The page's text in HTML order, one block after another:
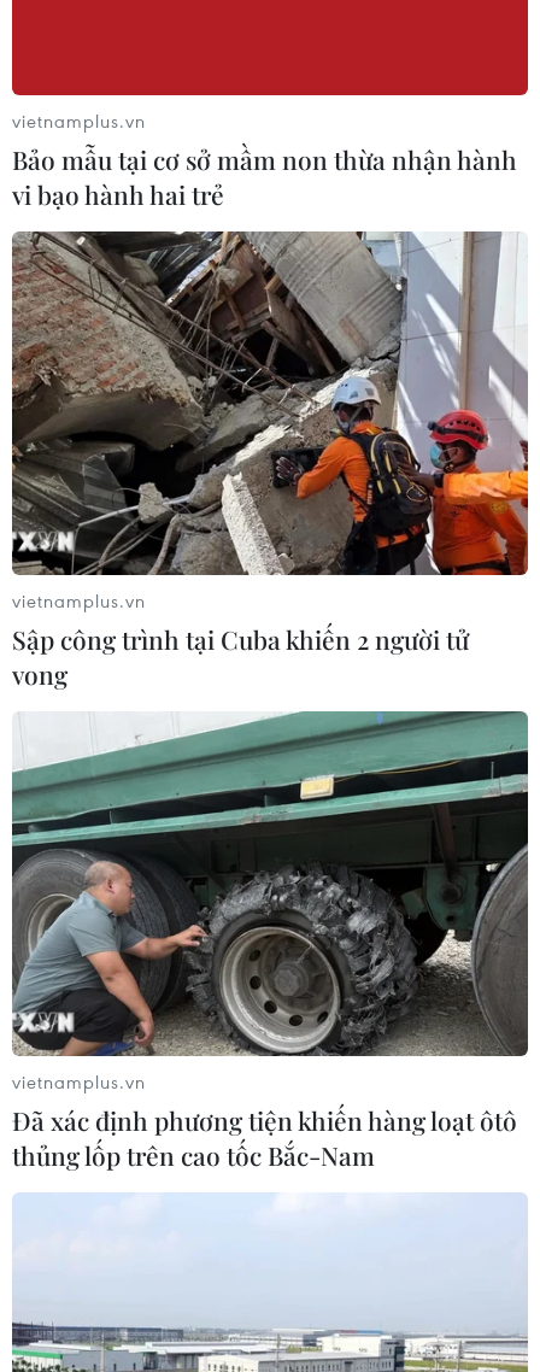
Indonesia không áp thuế chống bán
phá giá với nhựa từ Việt Nam
07/08/2026 14:45
Giá vàng hướng tới tuần tăng mạnh
nhất kể từ tháng 1/2026
07/08/2026 08:14
Giá vàng trong nước giảm nhẹ,
thương hiệu SJC lùi về ngưỡng 142,2
triệu đồng
07/08/2026 02:21
Giá dầu tăng vọt do Iran xem xét cấm
tàu Mỹ và Israel qua eo biển Hormuz
Giá vàng thế giới quay đầu giảm nhẹ
do áp lực chốt lời
07/08/2026 00:31
Chứng khoán Mỹ rời đỉnh khi giá
năng lượng leo thang
Lâm Đồng vào cao điểm vụ cá Nam,
Giá dầu tăng khi nhà đầu tư thận
vietnamplus.vn
Bảo mẫu tại cơ sở mầm non thừa nhận hành
vi bạo hành hai trẻ
vietnamplus.vn
Sập công trình tại Cuba khiến 2 người tử
vong
vietnamplus.vn
Đã xác định phương tiện khiến hàng loạt ôtô
thủng lốp trên cao tốc Bắc-Nam